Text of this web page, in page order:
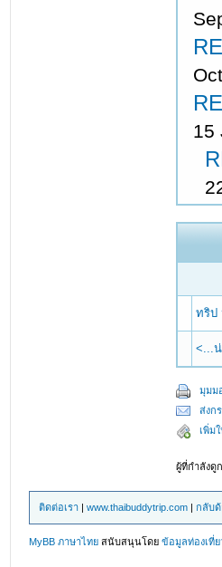
15
ทริป
<...
มุมม
ส่งก
เพิ่ม
ผู้ที่กำลังดู
ติดต่อเรา |www.thaibuddytrip.com |กลับ
MyBB ภาษาไทย สนับสนุนโดยข้อมูลท่องเที่ย